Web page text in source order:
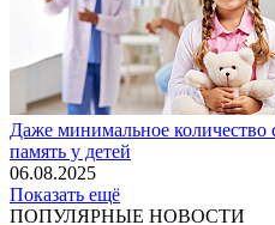
Даже минимальное количество
память у детей
06.08.2025
Показать ещё
ПОПУЛЯРНЫЕ НОВОСТИ